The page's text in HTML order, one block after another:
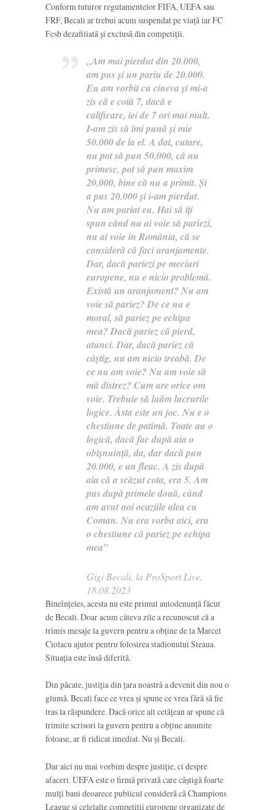
Conform tuturor regulamentelor FIFA, UEFA sau
FRF, Becali ar trebui acum suspendat pe viață iar FC
Fcsb dezafiliată și exclusă din competiții.
„Am mai pierdut din 20.000,
am pus și un pariu de 20.000.
Eu am vorbit cu cineva și mi-a
zis că e cotă 7, dacă e
calificare, iei de 7 ori mai mult.
I-am zis să îmi pună și mie
50.000 de la el. A dat, cutare,
nu pot să pun 50.000, că nu
primesc, pot să pun maxim
20.000, bine că nu a primit. Și
a pus 20.000 și i-am pierdut.
Nu am pariat eu. Hai să îți
spun când nu ai voie să pariezi,
nu ai voie în România, că se
consideră că faci aranjamente.
Dar, dacă pariezi pe meciuri
europene, nu e nicio problemă.
Există un aranjament? Nu am
voie să pariez? De ce nu e
moral, să pariez pe echipa
mea? Dacă pariez că pierd,
atunci. Dar, dacă pariez că
câștig, nu am nicio treabă. De
ce nu am voie? Nu am voie să
mă distrez? Cum are orice om
voie. Trebuie să luăm lucrurile
logice. Ăsta este un joc. Nu e o
chestiune de patimă. Toate au o
logică, dacă fac după aia o
obișnuință, da, dar dacă pun
20.000, e un fleac. A zis după
aia că a scăzut cota, era 5. Am
pus după primele două, când
am avut noi ocaziile alea cu
Coman. Nu era vorba aici, era
o chestiune că pariez pe echipa
mea”
Gigi Becali, la ProSport Live,
18.08.2023
Bineînțeles, acesta nu este primul autodenunță făcut
de Becali. Doar acum câteva zile a recunoscut că a
trimis mesaje la guvern pentru a obține de la Marcel
Ciolacu ajutor pentru folosirea stadionului Steaua.
Situația este însă diferită.
Din păcate, justiția din țara noastră a devenit din nou o
glumă. Becali face ce vrea și spune ce vrea fără să fie
tras la răspundere. Dacă orice alt cetățean ar spune că
trimite scrisori la guvern pentru a obține anumite
foloase, ar fi ridicat imediat. Nu și Becali.
Dar aici nu mai vorbim despre justiție, ci despre
afaceri. UEFA este o firmă privată care câștigă foarte
mulți bani deoarece publicul consideră că Champions
League și celelalte competiții europene organizate de